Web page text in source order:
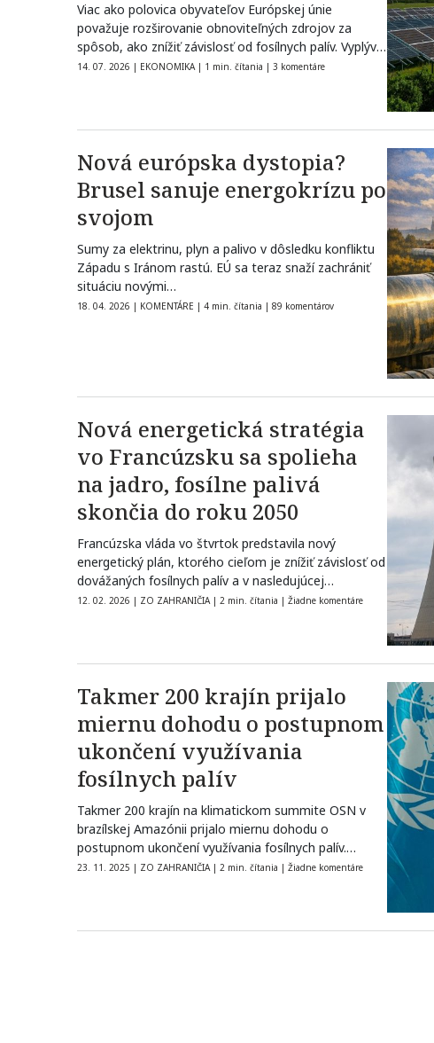
Viac ako polovica obyvateľov Európskej únie
považuje rozširovanie obnoviteľných zdrojov za
spôsob, ako znížiť závislosť od fosílnych palív. Vyplýva
to…
14. 07. 2026 | EKONOMIKA | 1 min. čítania | 3 komentáre
Nová európska dystopia?
Brusel sanuje energokrízu po
svojom
Sumy za elektrinu, plyn a palivo v dôsledku konfliktu
Západu s Iránom rastú. EÚ sa teraz snaží zachrániť
situáciu novými…
18. 04. 2026 | KOMENTÁRE | 4 min. čítania | 89 komentárov
Nová energetická stratégia
vo Francúzsku sa spolieha
na jadro, fosílne palivá
skončia do roku 2050
Francúzska vláda vo štvrtok predstavila nový
energetický plán, ktorého cieľom je znížiť závislosť od
dovážaných fosílnych palív a v nasledujúcej…
12. 02. 2026 | ZO ZAHRANIČIA | 2 min. čítania | Žiadne komentáre
Takmer 200 krajín prijalo
miernu dohodu o postupnom
ukončení využívania
fosílnych palív
Takmer 200 krajín na klimatickom summite OSN v
brazílskej Amazónii prijalo miernu dohodu o
postupnom ukončení využívania fosílnych palív.
Mnohé…
23. 11. 2025 | ZO ZAHRANIČIA | 2 min. čítania | Žiadne komentáre